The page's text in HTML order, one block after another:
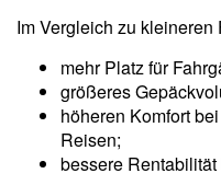
Im Vergleich zu
mehr Platz für
größeres
höheren Komfort
Reisen;
bessere